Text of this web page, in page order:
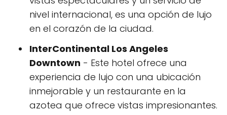
nivel internacional, es una opción de lujo
en el corazón de la ciudad.
InterContinental Los Angeles
Downtown - Este hotel ofrece una
experiencia de lujo con una ubicación
inmejorable y un restaurante en la
azotea que ofrece vistas impresionantes.